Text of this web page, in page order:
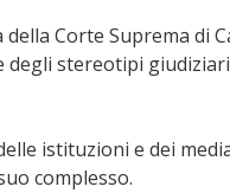
Corte Suprema di
degli stereotipi
istituzioni e dei
complesso.